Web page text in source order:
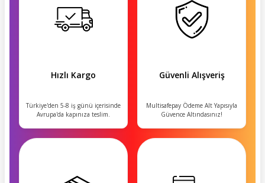
Hızlı Kargo
Türkiye'den 5-8 iş günü içerisinde
Avrupa'da kapınıza teslim.
Güvenli Alışveriş
Multisafepay Ödeme Alt Yapısıyla
Güvence Altındasınız!